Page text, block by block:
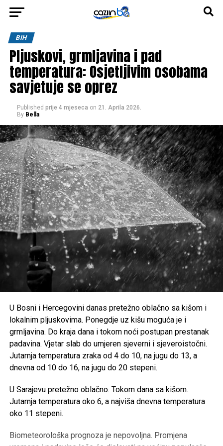
BIH
Pljuskovi, grmljavina i pad
temperatura: Osjetljivim osobama
savjetuje se oprez
Published prije 4 mjeseca on 21. Aprila 2026.
By Bella
U Bosni i Hercegovini danas pretežno oblačno sa kišom i
lokalnim pljuskovima. Ponegdje uz kišu moguća je i
grmljavina. Do kraja dana i tokom noći postupan prestanak
padavina. Vjetar slab do umjeren sjeverni i sjeveroistočni.
Jutarnja temperatura zraka od 4 do 10, na jugu do 13, a
dnevna od 10 do 16, na jugu do 20 stepeni.
U Sarajevu pretežno oblačno. Tokom dana sa kišom.
Jutarnja temperatura oko 6, a najviša dnevna temperatura
oko 11 stepeni.
Biometeorološka prognoza je nepovoljna. Promjena